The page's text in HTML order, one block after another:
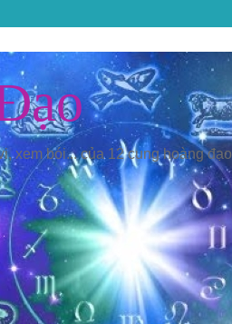
xem bói... của 12 cung hoàng đạo